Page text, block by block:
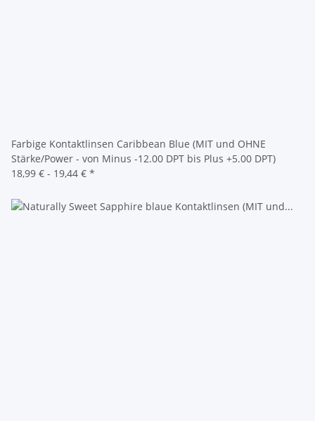
Farbige Kontaktlinsen Caribbean Blue (MIT und OHNE
Stärke/Power - von Minus -12.00 DPT bis Plus +5.00 DPT)
18,99 € - 19,44 € *